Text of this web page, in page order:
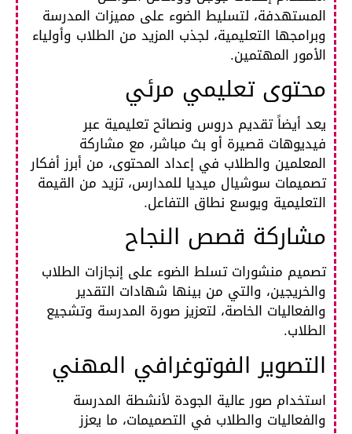
المستهدفة، لتسليط الضوء على مميزات المدرسة
وبرامجها التعليمية، لجذب المزيد من الطلاب وأولياء
الأمور المهتمين.​
محتوى تعليمي مرئي
يعد أيضاً تقديم دروس ونصائح تعليمية عبر
فيديوهات قصيرة أو بث مباشر، مع مشاركة
المعلمين والطلاب في إعداد المحتوى، من أبرز أفكار
تصميمات سوشيال ميديا للمدارس، تزيد من القيمة
التعليمية ويوسع نطاق التفاعل.​
مشاركة قصص النجاح
تصميم منشورات تسلط الضوء على إنجازات الطلاب
والخريجين، والتي من بينها شهادات التقدير
والفعاليات الخاصة، لتعزيز صورة المدرسة وتشجيع
الطلاب.​
التصوير الفوتوغرافي المهني
استخدام صور عالية الجودة لأنشطة المدرسة
والفعاليات والطلاب في التصميمات، ما يعزز